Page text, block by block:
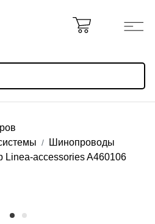
Шинопроводы
Linea-accessories A460106